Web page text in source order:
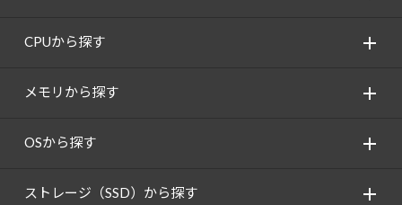
CPUから探す
メモリから探す
OSから探す
ストレージ（SSD）から探す